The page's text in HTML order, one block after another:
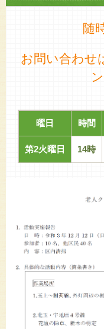
随
お問い合わせ
曜日 時間
第2火曜日 14時